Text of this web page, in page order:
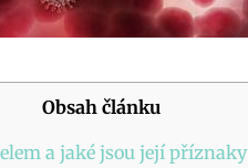
Obsah článku
a jaké jsou její příznaky